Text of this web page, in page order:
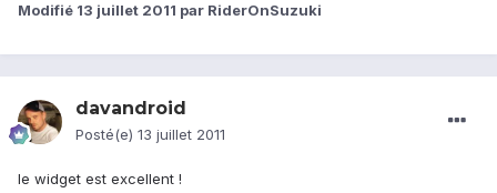
Modifié 13 juillet 2011 par RiderOnSuzuki
davandroid
Posté(e) 13 juillet 2011
le widget est excellent !